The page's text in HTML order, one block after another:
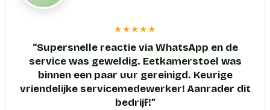
★★★★★
“Supersnelle reactie via WhatsApp en de
service was geweldig. Eetkamerstoel was
binnen een paar uur gereinigd. Keurige
vriendelijke servicemedewerker! Aanrader dit
bedrijf!”